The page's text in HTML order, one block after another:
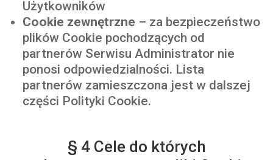
Użytkowników
Cookie zewnętrzne – za bezpieczeństwo
plików Cookie pochodzących od
partnerów Serwisu Administrator nie
ponosi odpowiedzialności. Lista
partnerów zamieszczona jest w dalszej
części Polityki Cookie.
§ 4 Cele do których